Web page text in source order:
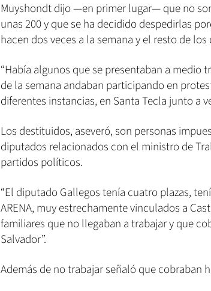
Muyshondt dijo —en primer lugar— que no
unas 200 y que se ha decidido despedirlas
hacen dos veces a la semana y el resto de
“Había algunos que se presentaban a medio
de la semana andaban participando en
diferentes instancias, en Santa Tecla junto a
Los destituidos, aseveró, son personas
diputados relacionados con el ministro de
partidos políticos.
“El diputado Gallegos tenía cuatro plazas,
ARENA, muy estrechamente vinculados a
familiares que no llegaban a trabajar y que
Salvador”.
Además de no trabajar señaló que cobraban